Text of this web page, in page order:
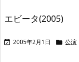
エビータ(2005)
 2005年2月1日  公演